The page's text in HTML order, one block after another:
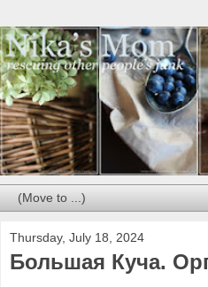
Thursday, July 18, 2024
Большая Куча.